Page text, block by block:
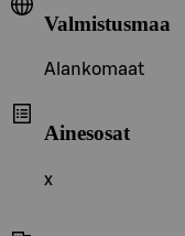
Valmistusmaa
Alankomaat
Ainesosat
x